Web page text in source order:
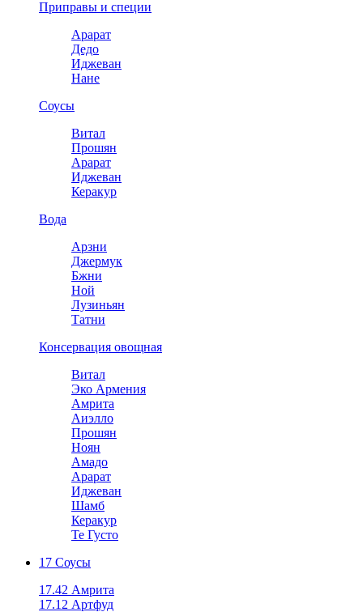
Приправы и специи
Арарат
Дедо
Иджеван
Нане
Соусы
Витал
Прошян
Арарат
Иджеван
Керакур
Вода
Арзни
Джермук
Бжни
Ной
Лузиньян
Татни
Консервация овощная
Витал
Эко Армения
Амрита
Аиэлло
Прошян
Ноян
Амадо
Арарат
Иджеван
Шамб
Керакур
Те Густо
17 Соусы
17.42 Амрита
17.12 Артфуд